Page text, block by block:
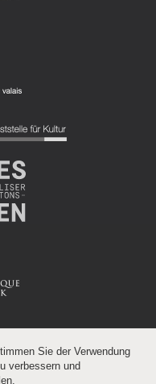
Sie der Verwendung
verbessern und